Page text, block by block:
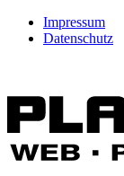
Impressum
Datenschutz